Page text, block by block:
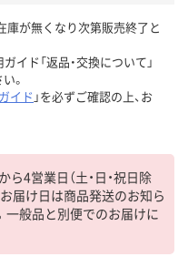
庫が無くなり次第販売終了と
イド「返品・交換について」
。
イド 」を必ずご確認の上、お
4営業日（土・日・祝日除
届け日は商品発送のお知ら
一般品と別便でのお届けに